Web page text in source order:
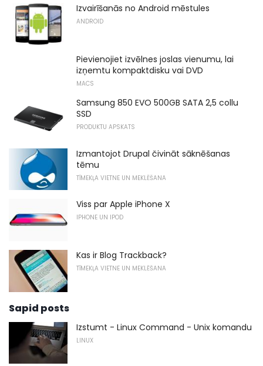
Izvairīšanās no Android mēstules
ANDROID
Pievienojiet izvēlnes joslas vienumu, lai
izņemtu kompaktdisku vai DVD
MACS
Samsung 850 EVO 500GB SATA 2,5 collu
SSD
PRODUKTU APSKATS
Izmantojot Drupal čivināt sāknēšanas
tēmu
TĪMEKĻA VIETNE UN MEKLĒŠANA
Viss par Apple iPhone X
IPHONE UN IPOD
Kas ir Blog Trackback?
TĪMEKĻA VIETNE UN MEKLĒŠANA
Sapid posts
Izstumt - Linux Command - Unix komandu
LINUX